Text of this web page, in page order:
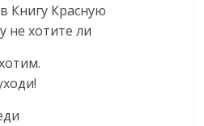
Книгу Красную
не хотите ли